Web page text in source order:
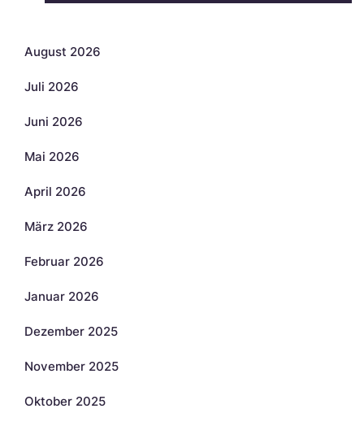
August 2026
Juli 2026
Juni 2026
Mai 2026
April 2026
März 2026
Februar 2026
Januar 2026
Dezember 2025
November 2025
Oktober 2025